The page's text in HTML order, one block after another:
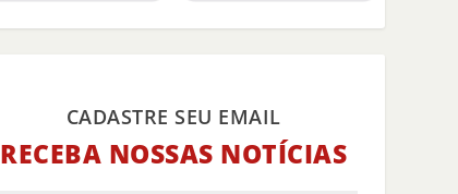
CADASTRE SEU EMAIL
RECEBA NOSSAS NOTÍCIAS